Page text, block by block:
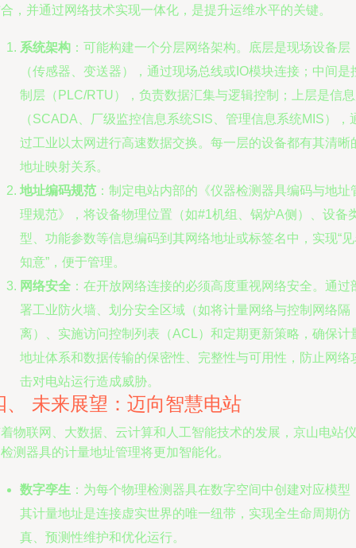
，并通过网络技术实现一体化，是提升运维水平的关键。
系统架构 ：可能构建一个分层网络架构。底层是现场设备层
（传感器、变送器），通过现场总线或IO模块连接；中间是
制层（PLC/RTU），负责数据汇集与逻辑控制；上层是信
（SCADA、厂级监控信息系统SIS、管理信息系统MIS），
过工业以太网进行高速数据交换。每一层的设备都有其清晰
地址映射关系。
地址编码规范 ：制定电站内部的《仪器检测器具编码与地址
理规范》，将设备物理位置（如#1机组、锅炉A侧）、设备
型、功能参数等信息编码到其网络地址或标签名中，实现“
知意”，便于管理。
网络安全 ：在开放网络连接的必须高度重视网络安全。通过
署工业防火墙、划分安全区域（如将计量网络与控制网络隔
离）、实施访问控制列表（ACL）和定期更新策略，确保计
地址体系和数据传输的保密性、完整性与可用性，防止网络
击对电站运行造成威胁。
、 未来展望：迈向智慧电站
物联网、大数据、云计算和人工智能技术的发展，京山电站仪
测器具的计量地址管理将更加智能化。
数字孪生 ：为每个物理检测器具在数字空间中创建对应模型
其计量地址是连接虚实世界的唯一纽带，实现全生命周期仿
真、预测性维护和优化运行。